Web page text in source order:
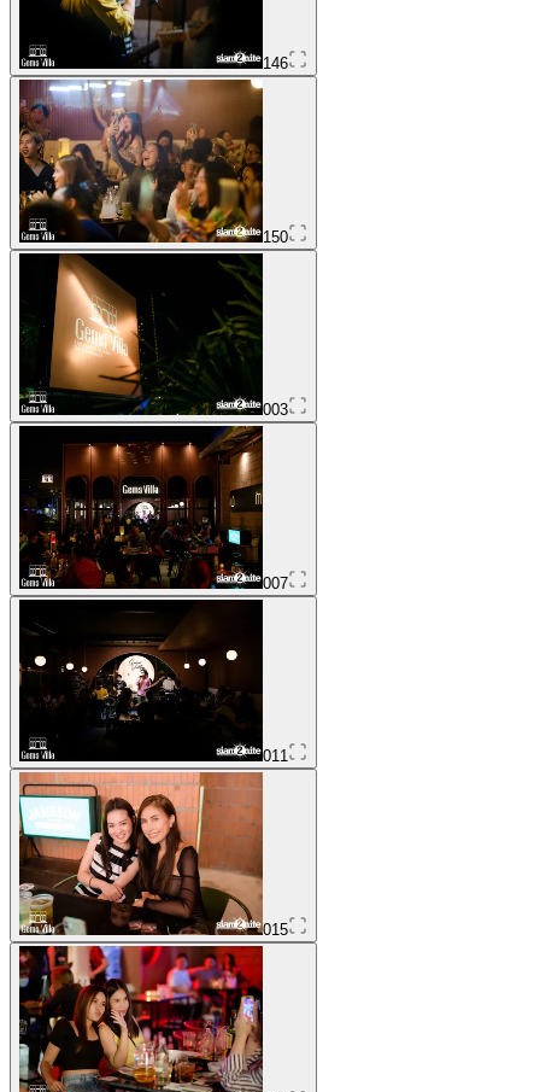
146
150
003
007
011
015